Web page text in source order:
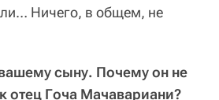
Ничего, в общем, не
сыну. Почему он не
отец Гоча Мачавариани?